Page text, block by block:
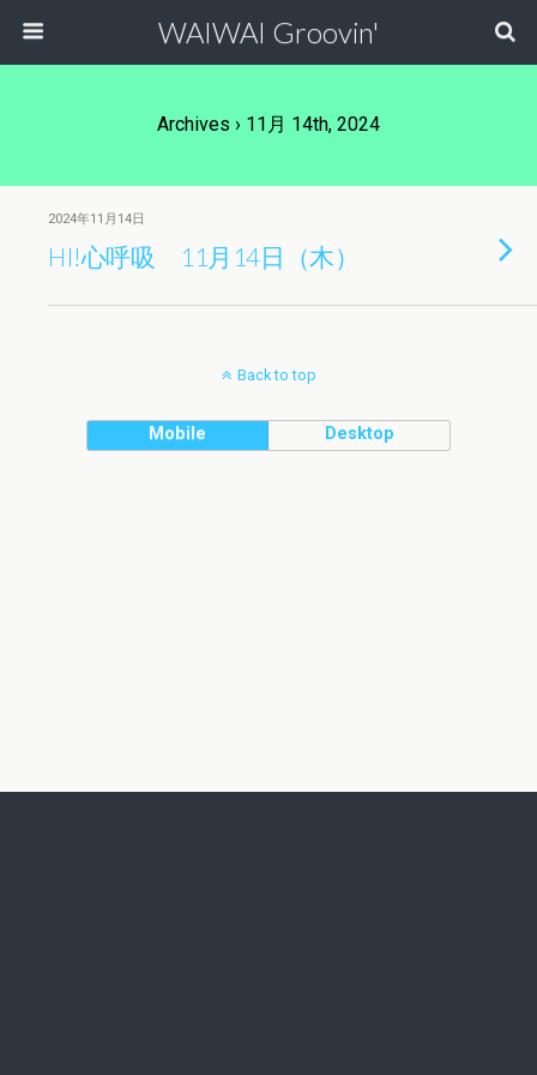
WAIWAI Groovin'
Archives › 11月 14th, 2024
2024年11月14日
HI!心呼吸 11月14日（木）
Back to top
Mobile Desktop